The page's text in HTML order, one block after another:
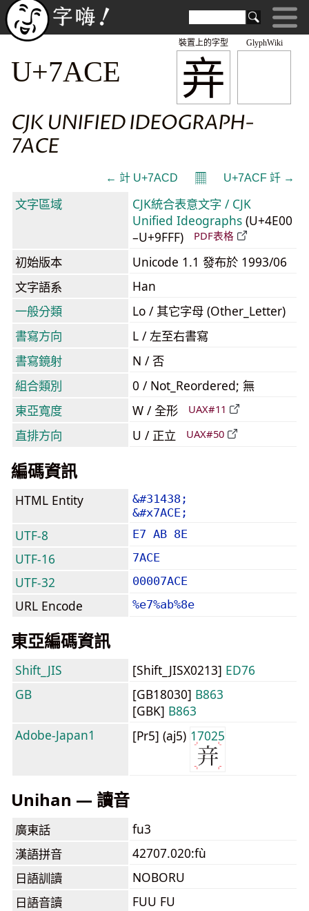
GlyphWiki
竎
裝置上的字型
U+7ACE
CJK UNIFIED IDEOGRAPH-
7ACE
← 竍 U+7ACD 𝄜 U+7ACF 竏 →
文字區域
CJK統合表意文字 / CJK
Unified Ideographs (U+4E00
–U+9FFF)
PDF表格
初始版本
Unicode 1.1 發布於 1993/06
文字語系
Han
一般分類
Lo / 其它字母 (Other_Letter)
書寫方向
L / 左至右書寫
書寫鏡射
N / 否
組合類別
0 / Not_Reordered; 無
東亞寬度
W / 全形 UAX#11
直排方向 U / 正立 UAX#50
編碼資訊
HTML Entity
&#31438;
&#x7ACE;
UTF-8 E7 AB 8E
UTF-16 7ACE
UTF-32 00007ACE
URL Encode %e7%ab%8e
東亞編碼資訊
Shift_JIS [Shift_JISX0213] ED76
GB
[GB18030] B863
[GBK] B863
Adobe-Japan1
[Pr5] (aj5) 17025
Unihan — 讀音
廣東話
fu3
漢語拼音
42707.020:fù
日語訓讀
NOBORU
日語音讀
FUU FU